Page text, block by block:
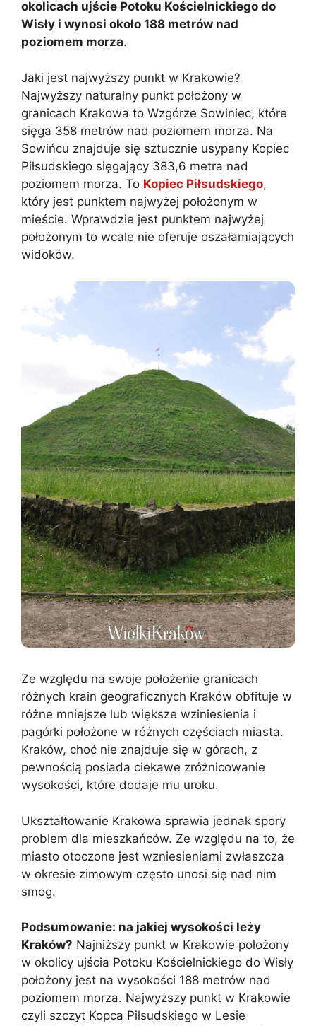
okolicach ujście Potoku Kościelnickiego do
Wisły i wynosi około 188 metrów nad
poziomem morza.
Jaki jest najwyższy punkt w Krakowie?
Najwyższy naturalny punkt położony w
granicach Krakowa to Wzgórze Sowiniec, które
sięga 358 metrów nad poziomem morza. Na
Sowińcu znajduje się sztucznie usypany Kopiec
Piłsudskiego sięgający 383,6 metra nad
poziomem morza. To Kopiec Piłsudskiego,
który jest punktem najwyżej położonym w
mieście. Wprawdzie jest punktem najwyżej
położonym to wcale nie oferuje oszałamiających
widoków.
Ze względu na swoje położenie granicach
różnych krain geograficznych Kraków obfituje w
różne mniejsze lub większe wziniesienia i
pagórki położone w różnych częściach miasta.
Kraków, choć nie znajduje się w górach, z
pewnością posiada ciekawe zróżnicowanie
wysokości, które dodaje mu uroku.
Ukształtowanie Krakowa sprawia jednak spory
problem dla mieszkańców. Ze względu na to, że
miasto otoczone jest wzniesieniami zwłaszcza
w okresie zimowym często unosi się nad nim
smog.
Podsumowanie: na jakiej wysokości leży
Kraków? Najniższy punkt w Krakowie położony
w okolicy ujścia Potoku Kościelnickiego do Wisły
położony jest na wysokości 188 metrów nad
poziomem morza. Najwyższy punkt w Krakowie
czyli szczyt Kopca Piłsudskiego w Lesie